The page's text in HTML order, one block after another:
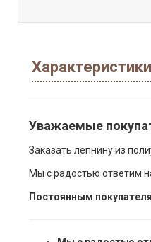
Характеристики
Уважаемые
Заказать лепнину из
Мы с радостью ответим
Постоянным